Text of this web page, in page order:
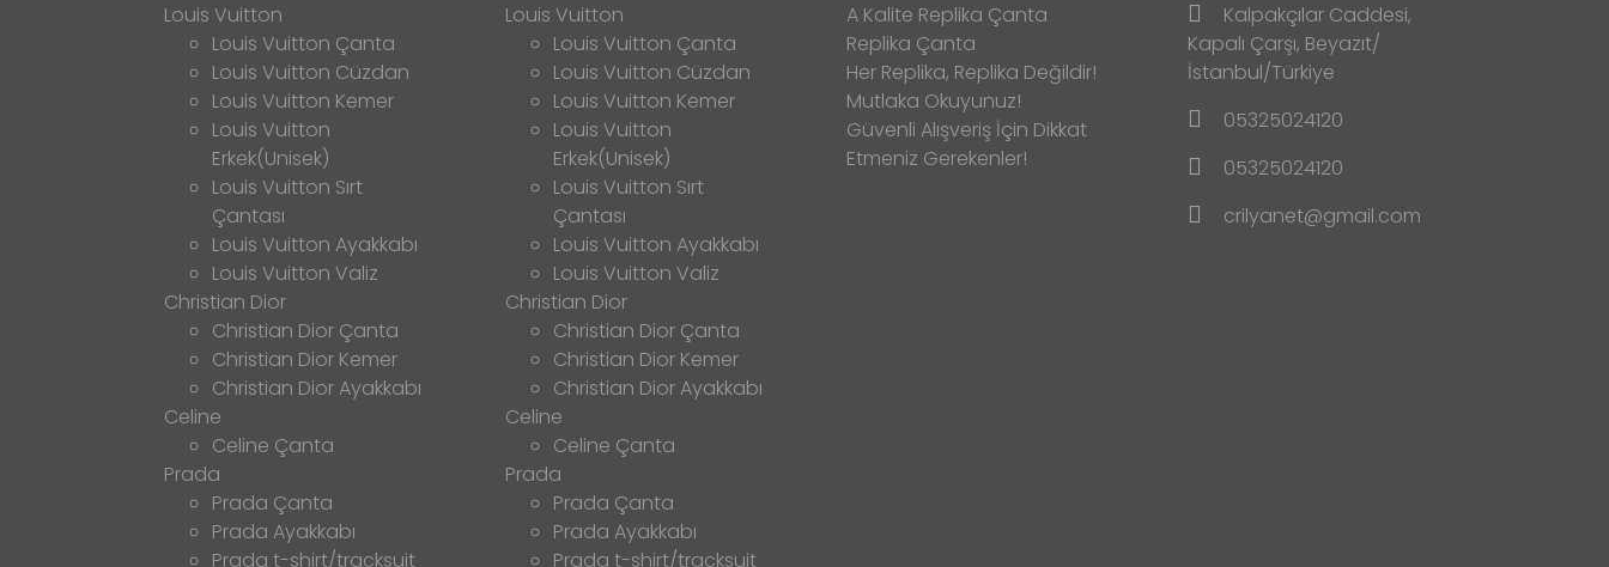
Louis Vuitton
Louis Vuitton Çanta
Louis Vuitton Cüzdan
Louis Vuitton Kemer
Louis Vuitton
Erkek(Unisek)
Louis Vuitton Sırt
Çantası
Louis Vuitton Ayakkabı
Louis Vuitton Valiz
Christian Dior
Christian Dior Çanta
Christian Dior Kemer
Christian Dior Ayakkabı
Celine
Celine Çanta
Prada
Prada Çanta
Prada Ayakkabı
Prada t-shirt/tracksuit
Louis Vuitton
Louis Vuitton Çanta
Louis Vuitton Cüzdan
Louis Vuitton Kemer
Louis Vuitton
Erkek(Unisek)
Louis Vuitton Sırt
Çantası
Louis Vuitton Ayakkabı
Louis Vuitton Valiz
Christian Dior
Christian Dior Çanta
Christian Dior Kemer
Christian Dior Ayakkabı
Celine
Celine Çanta
Prada
Prada Çanta
Prada Ayakkabı
Prada t-shirt/tracksuit
A Kalite Replika Çanta
Replika Çanta
Her Replika, Replika Değildir!
Mutlaka Okuyunuz!
Güvenli Alışveriş İçin Dikkat
Etmeniz Gerekenler!
Kalpakçılar Caddesi,
Kapalı Çarşı, Beyazıt/
İstanbul/Türkiye
05325024120
05325024120
crilyanet@gmail.com